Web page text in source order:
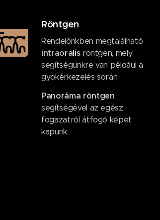
Röntgen
Rendelőnkben megtalálható
intraoralis röntgen, mely
segítségünkre van például a
gyökérkezelés során.
Panoráma röntgen
segítségével az egész
fogazatról átfogó képet
kapunk.